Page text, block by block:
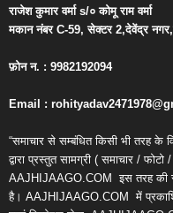
राजेश कुमार वर्माs/० कोमू राम वर्मा
मकान नंबरC-59,सेक्टर2,देवेंद्र नगर,
फ़ोन न. : 9982192094
Email :
“समाचार से सम्बंधित किसी भी तरह के
द्वारा प्रस्तुत सामग्री ( समाचार / फोटो
AAJHIJAAGO.COM इस तरह की
है। AAJHIJAAGO.COM में